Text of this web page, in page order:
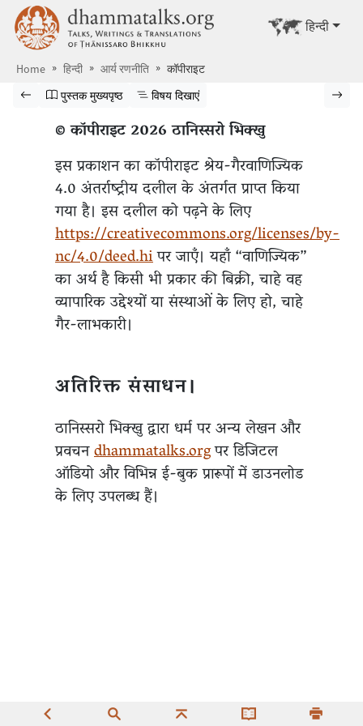
मूलपाठ पर जाएँ dhammatalks.org
अन्य भाषा
हिन्दी
Home हिन्दी आर्य रणनीति कॉपीराइट
पुस्तक में झांकें
पिछला पृष्ठपुस्तक के मुख्यपृष्ठ पर जाएं
पुस्तक मुख्यपृष्ठ विषय सूची दिखाएं
विषय दिखाएं
© कॉपीराइट 2026 ठानिस्सरो भिक्खु
इस प्रकाशन का कॉपीराइट श्रेय-गैरवाणिज्यिक
4.0 अंतर्राष्ट्रीय दलील के अंतर्गत प्राप्त किया
गया है। इस दलील को पढ़ने के लिए
https://creativecommons.org/licenses/by-
nc/4.0/deed.hiपर जाएँ। यहाँ “वाणिज्यिक”
का अर्थ है किसी भी प्रकार की बिक्री, चाहे वह
व्यापारिक उद्देश्यों या संस्थाओं के लिए हो, चाहे
गैर-लाभकारी।
अतिरिक्त संसाधन।
ठानिस्सरो भिक्खु द्वारा धर्म पर अन्य लेखन और
प्रवचनdhammatalks.orgपर डिजिटल
ऑडियो और विभिन्न ई-बुक प्रारूपों में डाउनलोड
के लिए उपलब्ध हैं।